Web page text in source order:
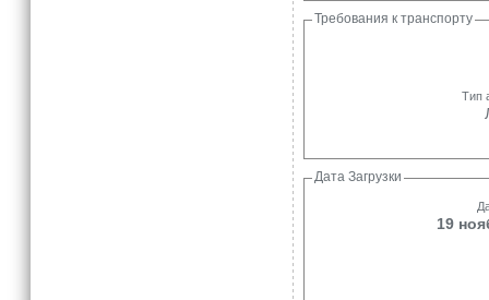
Требования к транспорту
Тип
Дата Загрузки
19